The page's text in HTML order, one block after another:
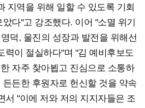
지역을 위해 일할 수 있도록 기회
다"고 강조했다. 이어 "소멸 위기
덕, 울진의 성장과 발전을 위해선
력이 절실하다"며 "김 예비후보도
자주 찾아뵙고 진심으로 소통하
든한 후원자로 헌신할 것을 약속
서 "이에 저와 저의 지지자들은 조